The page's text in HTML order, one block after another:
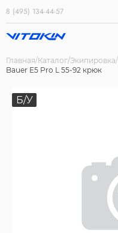
8 (495) 134-44-57
Главная Каталог Экипировка
Bauer E5 Pro L 55-92 крюк
Б/У